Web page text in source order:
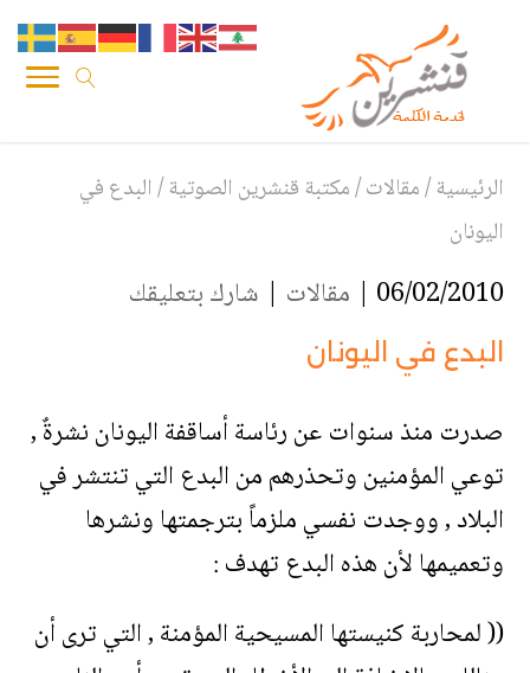
الرئيسية/مقالات/مكتبة قنشرين الصوتية/البدع في
اليونان
06/02/2010 | مقالات | شارك بتعليقك
البدع في اليونان
صدرت منذ سنوات عن رئاسة أساقفة اليونان نشرةٌ ,
توعي المؤمنين وتحذرهم من البدع التي تنتشر في
البلاد , ووجدت نفسي ملزماً بترجمتها ونشرها
وتعميمها لأن هذه البدع تهدف :
(( لمحاربة كنيستها المسيحية المؤمنة , التي ترى أن